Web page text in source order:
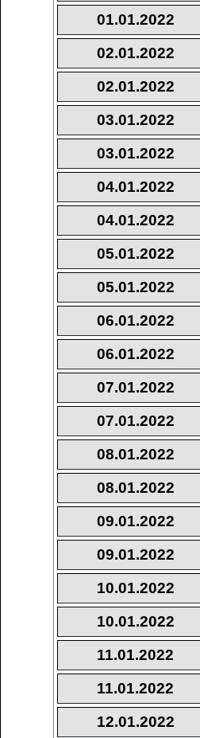
01.01.2022
02.01.2022
02.01.2022
03.01.2022
03.01.2022
04.01.2022
04.01.2022
05.01.2022
05.01.2022
06.01.2022
06.01.2022
07.01.2022
07.01.2022
08.01.2022
08.01.2022
09.01.2022
09.01.2022
10.01.2022
10.01.2022
11.01.2022
11.01.2022
12.01.2022